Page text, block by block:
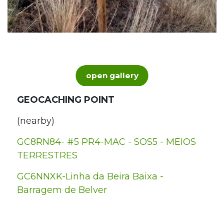
open gallery
GEOCACHING POINT
(nearby)
GC8RN84- #5 PR4-MAC - SOS5 - MEIOS
TERRESTRES
GC6NNXK-Linha da Beira Baixa -
Barragem de Belver